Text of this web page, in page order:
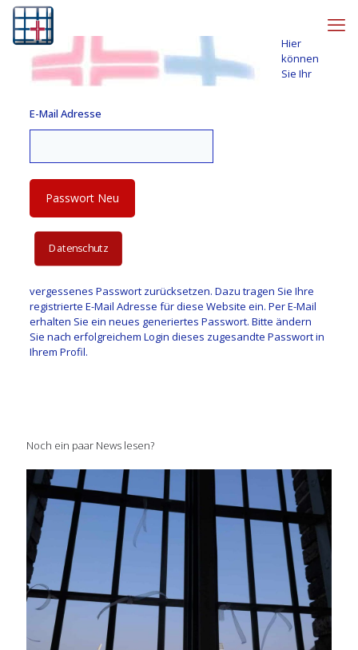
E-Mail Adresse
Datenschutz
Hier
können
Sie Ihr
vergessenes Passwort zurücksetzen. Dazu tragen Sie Ihre
registrierte E-Mail Adresse für diese Website ein. Per E-Mail
erhalten Sie ein neues generiertes Passwort. Bitte ändern
Sie nach erfolgreichem Login dieses zugesandte Passwort in
Ihrem Profil.
Noch ein paar News lesen?